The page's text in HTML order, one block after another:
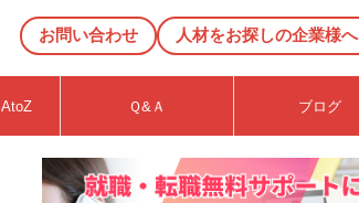
お問い合わせ 人材をお探しの企業様へ
Ｑ&Ａ ブログ